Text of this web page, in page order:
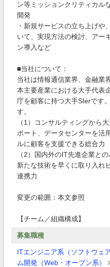
ン等ミッションクリティカル
開発
・新規サービスの立ち上げや
いて、実現方法の検討、アー
ン導入など
■当社について：
当社は情報通信業界、金融業
本主要産業における大手代表
庁を顧客に持つ大手SIerです
す。
（1）コンサルティングから
ポート、データセンターを活
ルに顧客を支援できる総合力
（2）国内外のIT先進企業と
新たな技術を早くに取り入れ
連携力
変更の範囲：本文参照
【チーム／組織構成】
募集職種
ITエンジニア系（ソフトウェ
ム開発（Web・オープン系）